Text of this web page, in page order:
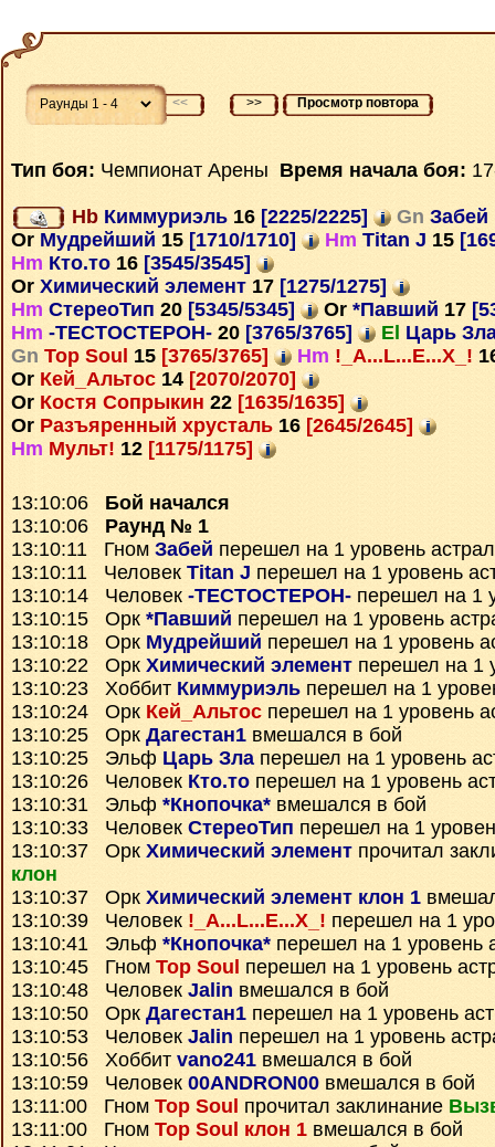
<< >> Просмотр повтора
Тип боя: Чемпионат Арены Время начала боя:
Hb Киммуриэль 16 [2225/2225] Gn Забей
Or Мудрейший 15 [1710/1710] Hm Titan J 15
Hm Кто.то 16 [3545/3545]
Or Химический элемент 17 [1275/1275]
Hm СтереоТип 20 [5345/5345] Or *Павший 17
Hm -ТЕСТОСТЕРОН- 20 [3765/3765] El Царь
Gn Top Soul 15 [3765/3765] Hm !_A...L...E...X_!
Or Кей_Альтос 14 [2070/2070]
Or Костя Сопрыкин 22 [1635/1635]
Or Разъяренный хрусталь 16 [2645/2645]
Hm Мульт! 12 [1175/1175]
13:10:06 Бой начался
13:10:06 Раунд № 1
13:10:11 Гном Забей перешел на 1 уровень
13:10:11 Человек Titan J перешел на 1 уровень
13:10:14 Человек -ТЕСТОСТЕРОН- перешел на 1
13:10:15 Орк *Павший перешел на 1 уровень
13:10:18 Орк Мудрейший перешел на 1 уровень
13:10:22 Орк Химический элемент перешел на 1
13:10:23 Хоббит Киммуриэль перешел на 1
13:10:24 Орк Кей_Альтос перешел на 1 уровень
13:10:25 Орк Дагестан1 вмешался в бой
13:10:25 Эльф Царь Злаперешел на 1 уровень
13:10:26 Человек Кто.то перешел на 1 уровень
13:10:31 Эльф *Кнопочка* вмешался в бой
13:10:33 Человек СтереоТип перешел на 1
13:10:37 Орк Химический элемент прочитал
клон
13:10:37 Орк Химический элемент клон 1
13:10:39 Человек !_A...L...E...X_! перешел на 1
13:10:41 Эльф *Кнопочка* перешел на 1 уровень
13:10:45 Гном Top Soul перешел на 1 уровень
13:10:48 Человек Jalin вмешался в бой
13:10:50 Орк Дагестан1 перешел на 1 уровень
13:10:53 Человек Jalin перешел на 1 уровень
13:10:56 Хоббит vano241 вмешался в бой
13:10:59 Человек 00ANDRON00 вмешался в бой
13:11:00 Гном Top Soul прочитал заклинание
13:11:00 Гном Top Soul клон 1 вмешался в бой